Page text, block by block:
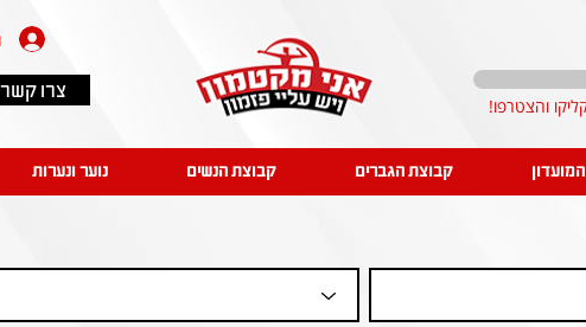
צרו קשר
המועדון קבוצת הגברים קבוצת הנשים נוער ונערות